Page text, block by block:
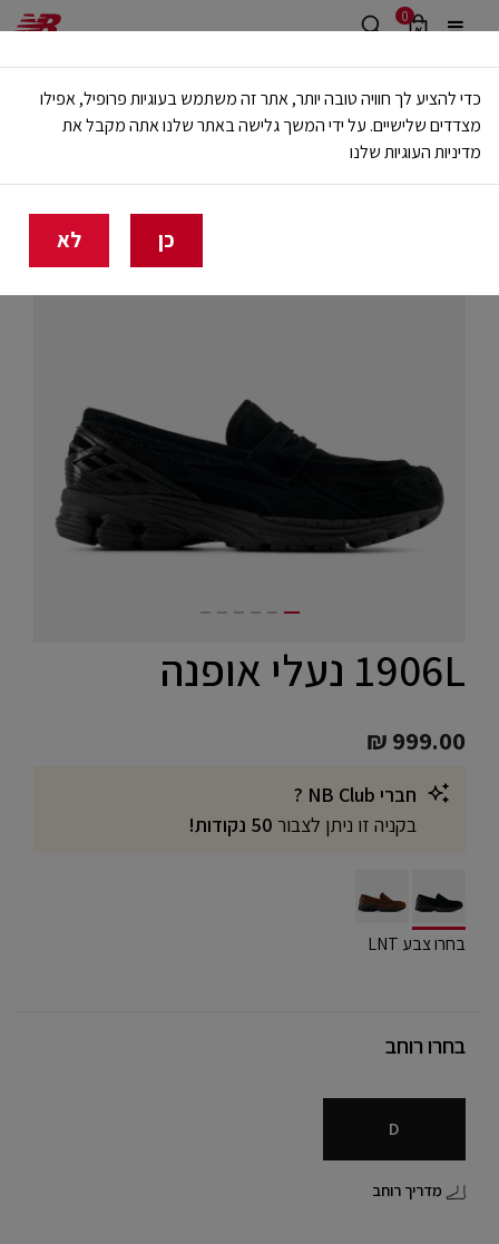
0
משלוח חינם מעל 499 ש"ח
🔥 20% הנחה על כל הביגוד באתר ובחנויות - לזמן מוגבל
בית יוניסקס
1906L נעלי אופנה
₪ 999.00
חברי NB Club ?
בקניה זו ניתן לצבור
selected
בחרו צבע LNT
בחרו רוחב
D
מדריך רוחב
כדי להציע לך חוויה טובה יותר, אתר זה משתמש בעוגיות פרופיל, אפילו
מצדדים שלישיים. על ידי המשך גלישה באתר שלנו אתה מקבל את
מדיניות העוגיות שלנו
כן לא